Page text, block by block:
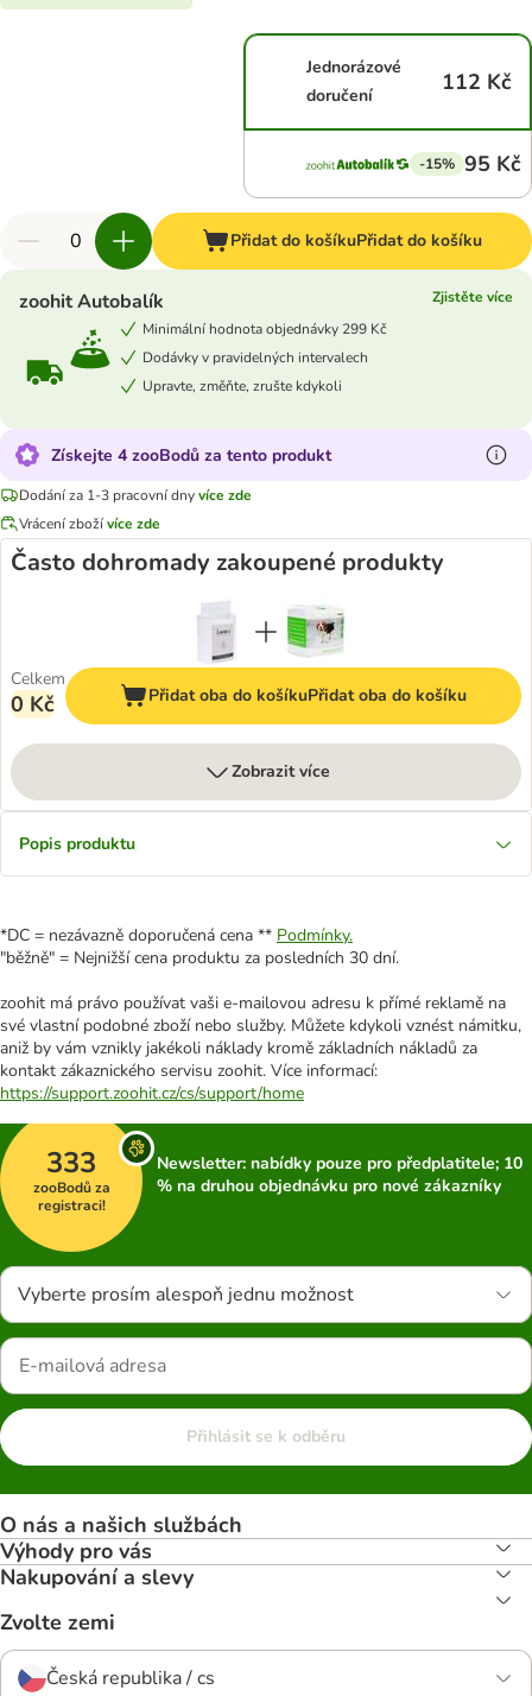
Jednorázové
doručení
112 Kč
-15% 95 Kč
Přidat do košíkuPřidat do košíku
zoohit Autobalík
Zjistěte více
Minimální hodnota objednávky 299 Kč
Dodávky v pravidelných intervalech
Upravte, změňte, zrušte kdykoli
Získejte 4 zooBodů za tento produkt
Dodání za 1-3 pracovní dnyvíce zde
Vrácení zbožívíce zde
Často dohromady zakoupené produkty
Celkem
0 Kč Přidat oba do košíkuPřidat oba do košíku
Zobrazit více
Popis produktu
*DC = nezávazně doporučená cena ** Podmínky.
"běžně" = Nejnižší cena produktu za posledních 30 dní.
zoohit má právo používat vaši e-mailovou adresu k přímé reklamě na
své vlastní podobné zboží nebo služby. Můžete kdykoli vznést námitku,
aniž by vám vznikly jakékoli náklady kromě základních nákladů za
kontakt zákaznického servisu zoohit. Více informací:
https://support.zoohit.cz/cs/support/home
333
zooBodů za
registraci!
Newsletter: nabídky pouze pro předplatitele; 10
% na druhou objednávku pro nové zákazníky
Vyberte prosím alespoň jednu možnost
Přihlásit se k odběru
O nás a našich službách
Výhody pro vás
Nakupování a slevy
Zvolte zemi
Česká republika / cs